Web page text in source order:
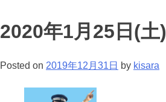
2020年1月25日(土)
Posted on 2019年12月31日 by kisara